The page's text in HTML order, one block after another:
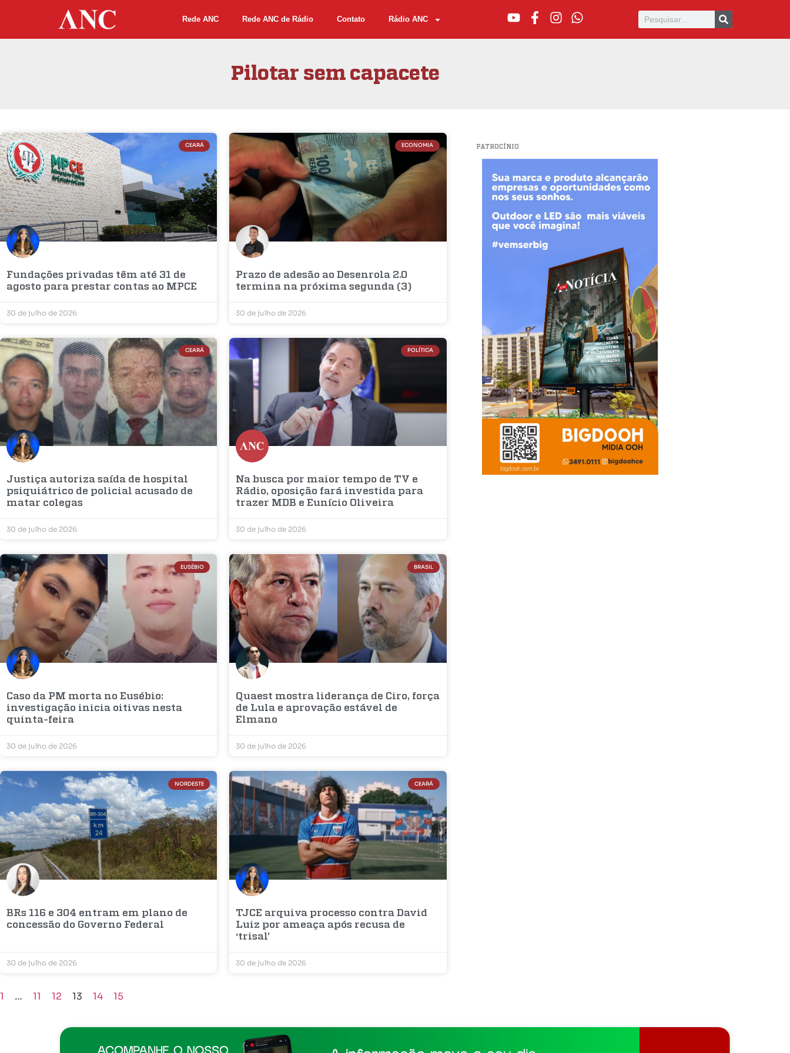
Rede ANC Rede ANC de Rádio Contato Rádio ANC
Pilotar sem capacete
CEARÁ
Fundações privadas têm até 31 de
agosto para prestar contas ao MPCE
30 de julho de 2026
ECONOMIA
Prazo de adesão ao Desenrola 2.0
termina na próxima segunda (3)
30 de julho de 2026
CEARÁ
Justiça autoriza saída de hospital
psiquiátrico de policial acusado de
matar colegas
30 de julho de 2026
POLÍTICA
Na busca por maior tempo de TV e
Rádio, oposição fará investida para
trazer MDB e Eunício Oliveira
30 de julho de 2026
EUSÉBIO
Caso da PM morta no Eusébio:
investigação inicia oitivas nesta
quinta-feira
30 de julho de 2026
BRASIL
Quaest mostra liderança de Ciro, força
de Lula e aprovação estável de
Elmano
30 de julho de 2026
NORDESTE
BRs 116 e 304 entram em plano de
concessão do Governo Federal
30 de julho de 2026
CEARÁ
TJCE arquiva processo contra David
Luiz por ameaça após recusa de
‘trisal’
30 de julho de 2026
1 … 11 12 13 14 15
PATROCÍNIO